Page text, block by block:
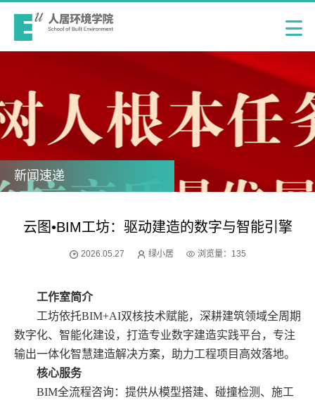
新闻速递
云图•BIM工坊：驱动建造的数字与智能引擎
2026.05.27 绿小居 浏览量： 135
工作室简介
工坊依托BIM+AI双核技术赋能，深耕建筑领域全周期
数字化、智能化建设，打造专业数字建造实践平台，专注
输出一体化智慧建造解决方案，助力工程项目高效落地。
核心服务
BIM全流程咨询：提供从模型搭建、碰撞检测、施工